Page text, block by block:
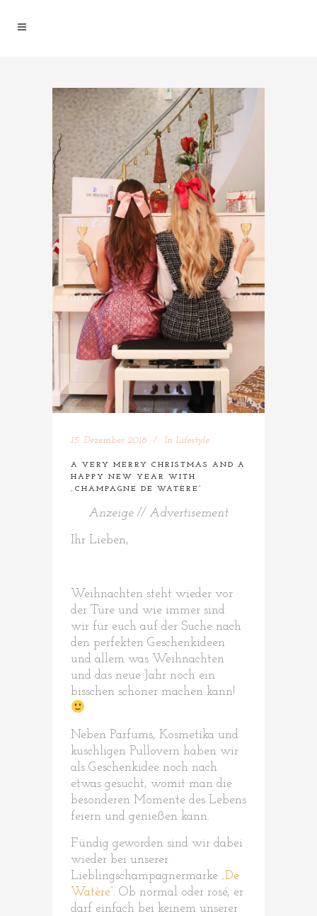
15. Dezember 2018 In Lifestyle
A VERY MERRY CHRISTMAS AND A
HAPPY NEW YEAR WITH
„CHAMPAGNE DE WATÈRE“
Anzeige // Advertisement
Ihr Lieben,
Weihnachten steht wieder vor
der Türe und wie immer sind
wir für euch auf der Suche nach
den perfekten Geschenkideen
und allem was Weihnachten
und das neue Jahr noch ein
bisschen schöner machen kann!
Neben Parfums, Kosmetika und
kuschligen Pullovern haben wir
als Geschenkidee noch nach
etwas gesucht, womit man die
besonderen Momente des Lebens
feiern und genießen kann.
Fündig geworden sind wir dabei
wieder bei unserer
Lieblingschampagnermarke „De
Watère“. Ob normal oder rosé, er
darf einfach bei keinem unserer